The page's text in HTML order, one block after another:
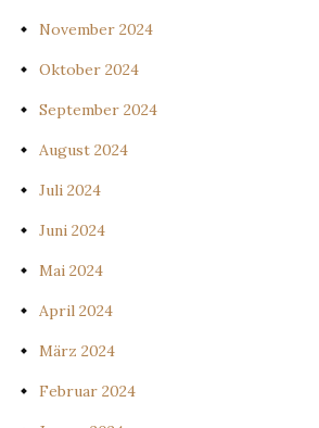
November 2024
Oktober 2024
September 2024
August 2024
Juli 2024
Juni 2024
Mai 2024
April 2024
März 2024
Februar 2024